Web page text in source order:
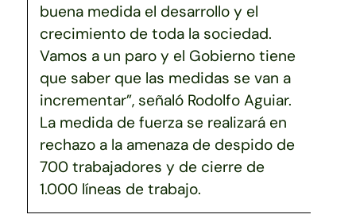
buena medida el desarrollo y el
crecimiento de toda la sociedad.
Vamos a un paro y el Gobierno tiene
que saber que las medidas se van a
incrementar”, señaló Rodolfo Aguiar.
La medida de fuerza se realizará en
rechazo a la amenaza de despido de
700 trabajadores y de cierre de
1.000 líneas de trabajo.